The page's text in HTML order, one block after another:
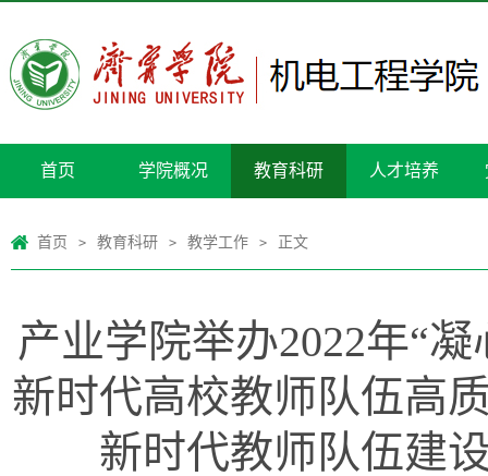
首页 学院概况 教育科研 人才培养
首页 > 教育科研 > 教学工作 > 正文
产业学院举办2022年“
新时代高校教师队伍高
新时代教师队伍建